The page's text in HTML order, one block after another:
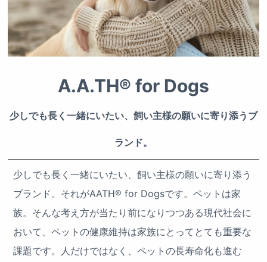
A.A.TH® for Dogs
少しでも長く一緒にいたい、飼い主様の願いに寄り添うブ
ランド。
少しでも長く一緒にいたい、飼い主様の願いに寄り添う
ブランド。それがAATH® for Dogsです。ペットは家
族。そんな考え方が当たり前になりつつある現代社会に
おいて、ペットの健康維持は家族にとってとても重要な
課題です。人だけではなく、ペットの長寿命化も進む